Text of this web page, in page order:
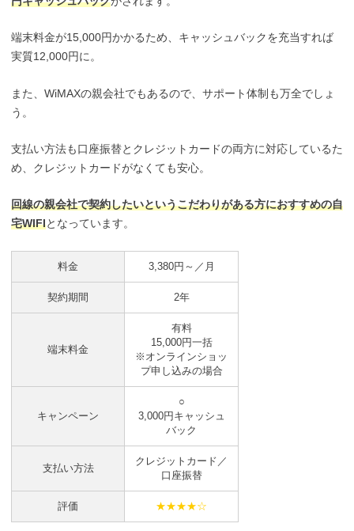
端末料金が15,000円かかるため、キャッシュバックを充当すれば
実質12,000円に。
また、WiMAXの親会社でもあるので、サポート体制も万全でしょ
う。
支払い方法も口座振替とクレジットカードの両方に対応しているた
め、クレジットカードがなくても安心。
回線の親会社で契約したいというこだわりがある方におすすめの自
宅WIFIとなっています。
料金 3,380円～／月
契約期間 2年
端末料金
有料
15,000円一括
※オンラインショッ
プ申し込みの場合
キャンペーン
○
3,000円キャッシュ
バック
支払い方法
クレジットカード／
口座振替
評価 ★★★★☆